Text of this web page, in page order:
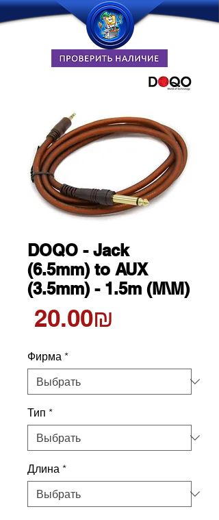
DOQO - Jack
(6.5mm) to AUX
(3.5mm) - 1.5m (M\M)
‏20.00 ‏₪
Фирма *
Тип *
Длина *